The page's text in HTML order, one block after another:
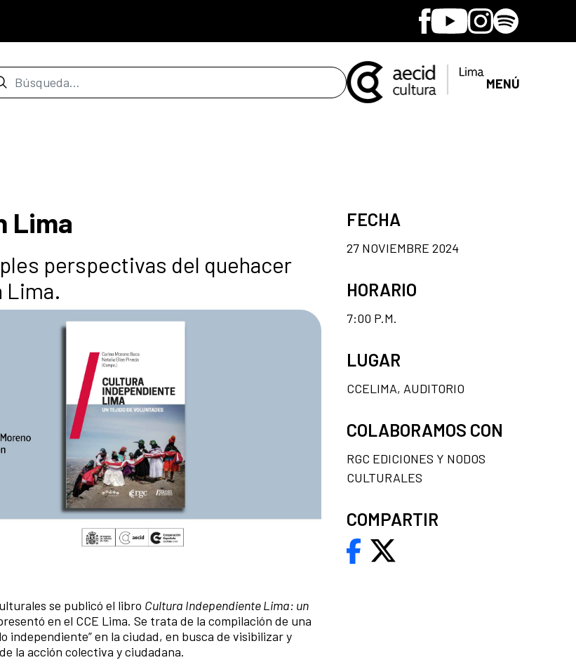
Facebook
YoutubeInstagram
Spotify
de búsqueda MENÚ
Lima
perspectivas del quehacer
Lima.
se publicó el libro Cultura Independiente Lima: un
en el CCE Lima. Se trata de la compilación de una
independiente” en la ciudad, en busca de visibilizar y
la acción colectiva y ciudadana.
FECHA
27 NOVIEMBRE 2024
HORARIO
7:00 P.M.
LUGAR
CCELIMA, AUDITORIO
COLABORAMOS CON
RGC EDICIONES Y NODOS
CULTURALES
COMPARTIR